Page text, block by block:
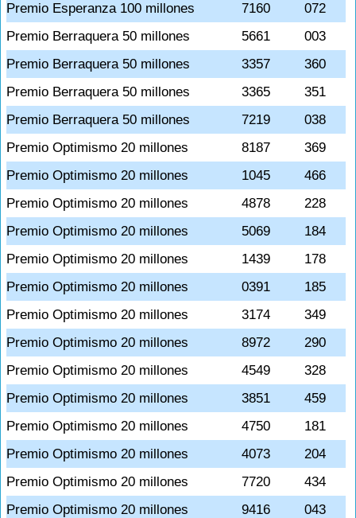
Premio Esperanza 100 millones
7160
072
Premio Berraquera 50 millones
5661
003
Premio Berraquera 50 millones
3357
360
Premio Berraquera 50 millones
3365
351
Premio Berraquera 50 millones
7219
038
Premio Optimismo 20 millones
8187
369
Premio Optimismo 20 millones
1045
466
Premio Optimismo 20 millones
4878
228
Premio Optimismo 20 millones
5069
184
Premio Optimismo 20 millones
1439
178
Premio Optimismo 20 millones
0391
185
Premio Optimismo 20 millones
3174
349
Premio Optimismo 20 millones
8972
290
Premio Optimismo 20 millones
4549
328
Premio Optimismo 20 millones
3851
459
Premio Optimismo 20 millones
4750
181
Premio Optimismo 20 millones
4073
204
Premio Optimismo 20 millones
7720
434
Premio Optimismo 20 millones
9416
043